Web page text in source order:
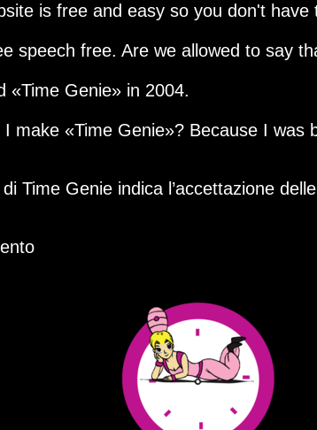
is free and easy so you don't have
speech free. Are we allowed to say
Time Genie in 2004.
I make Time Genie ? Because I was
Time Genie indica l’accettazione